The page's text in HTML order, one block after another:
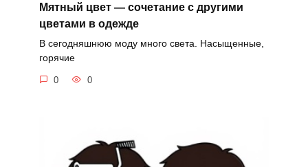
Мятный цвет — сочетание с другими
цветами в одежде
В сегодняшнюю моду много света. Насыщенные,
горячие
0 0